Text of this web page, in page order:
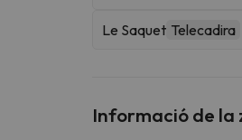
Le Saquet Telecadira
Informació de la